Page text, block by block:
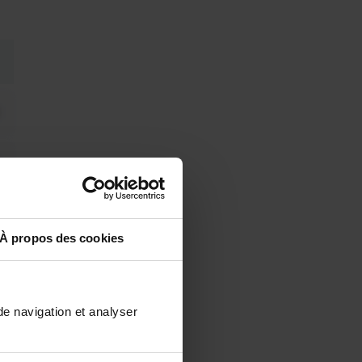
À propos des cookies
navigation et analyser